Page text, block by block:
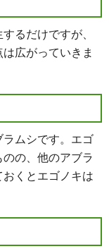
るだけですが、
広がっていきま
ムシです。エゴ
の、他のアブラ
くとエゴノキは